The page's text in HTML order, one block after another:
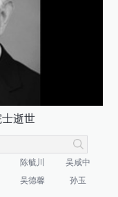
逝世
陈毓川
吴咸中
吴德馨 孙玉